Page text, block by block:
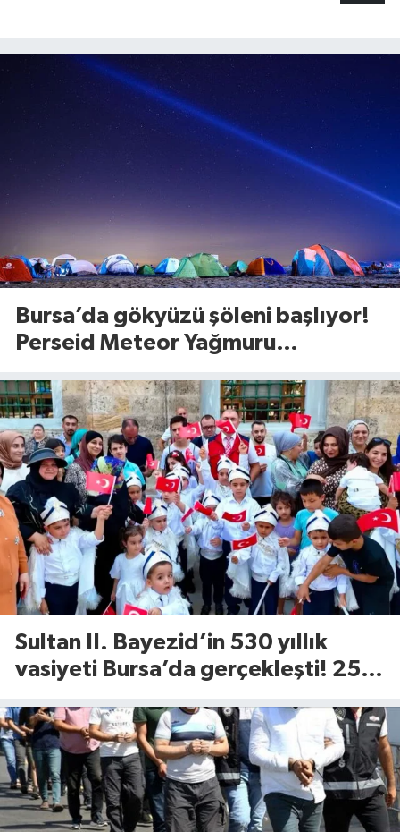
Bursa’da gökyüzü şöleni başlıyor!
Perseid Meteor Yağmuru
Sultan II. Bayezid’in 530 yıllık
vasiyeti Bursa’da gerçekleşti! 25
şöleni